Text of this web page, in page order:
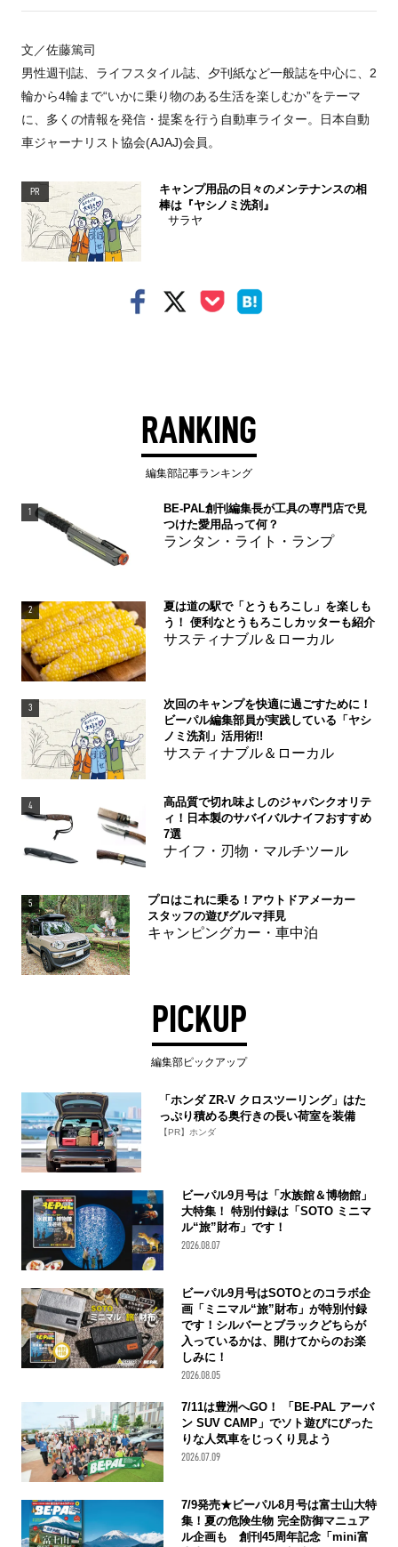
文／佐藤篤司
男性週刊誌、ライフスタイル誌、夕刊紙など一般誌を中心に、2
輪から4輪まで“いかに乗り物のある生活を楽しむか”をテーマ
に、多くの情報を発信・提案を行う自動車ライター。日本自動
車ジャーナリスト協会(AJAJ)会員。
PR
キャンプ用品の日々のメンテナンスの相
棒は『ヤシノミ洗剤』
サラヤ
RANKING
編集部記事ランキング
1
BE-PAL創刊編集長が工具の専門店で見
つけた愛用品って何？
ランタン・ライト・ランプ
2
夏は道の駅で「とうもろこし」を楽しも
う！ 便利なとうもろこしカッターも紹介
サスティナブル＆ローカル
3
次回のキャンプを快適に過ごすために！
ビーパル編集部員が実践している「ヤシ
ノミ洗剤」活用術!!
サスティナブル＆ローカル
4
高品質で切れ味よしのジャパンクオリテ
ィ！日本製のサバイバルナイフおすすめ
7選
ナイフ・刃物・マルチツール
5
プロはこれに乗る！アウトドアメーカー
スタッフの遊びグルマ拝見
キャンピングカー・車中泊
PICKUP
編集部ピックアップ
「ホンダ ZR-V クロスツーリング」はた
っぷり積める奥行きの長い荷室を装備
【PR】ホンダ
ビーパル9月号は「水族館＆博物館」
大特集！ 特別付録は「SOTO ミニマ
ル“旅”財布」です！
2026.08.07
ビーパル9月号はSOTOとのコラボ企
画「ミニマル“旅”財布」が特別付録
です！シルバーとブラックどちらが
入っているかは、開けてからのお楽
しみに！
2026.08.05
7/11は豊洲へGO！ 「BE-PAL アーバ
ン SUV CAMP」でソト遊びにぴった
りな人気車をじっくり見よう
2026.07.09
7/9発売★ビーパル8月号は富士山大特
集！夏の危険生物 完全防御マニュア
ル企画も 創刊45周年記念「mini富